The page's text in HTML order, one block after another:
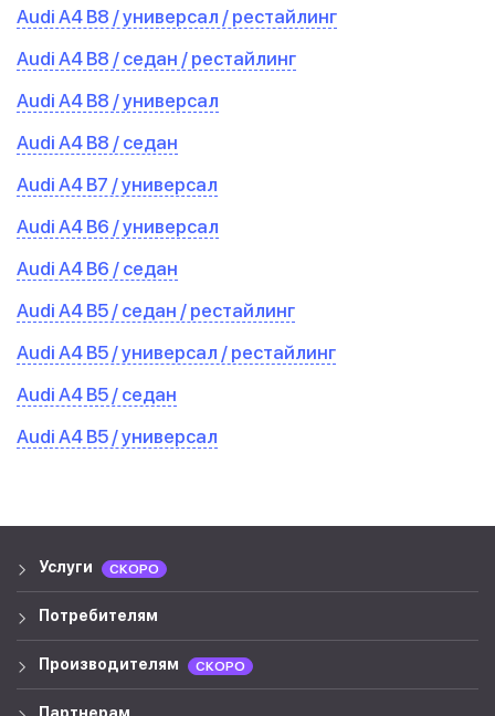
Audi A4 B8 / универсал / рестайлинг
Audi A4 B8 / седан / рестайлинг
Audi A4 B8 / универсал
Audi A4 B8 / седан
Audi A4 B7 / универсал
Audi A4 B6 / универсал
Audi A4 B6 / седан
Audi A4 B5 / седан / рестайлинг
Audi A4 B5 / универсал / рестайлинг
Audi A4 B5 / седан
Audi A4 B5 / универсал
Услуги СКОРО
Потребителям
Производителям СКОРО